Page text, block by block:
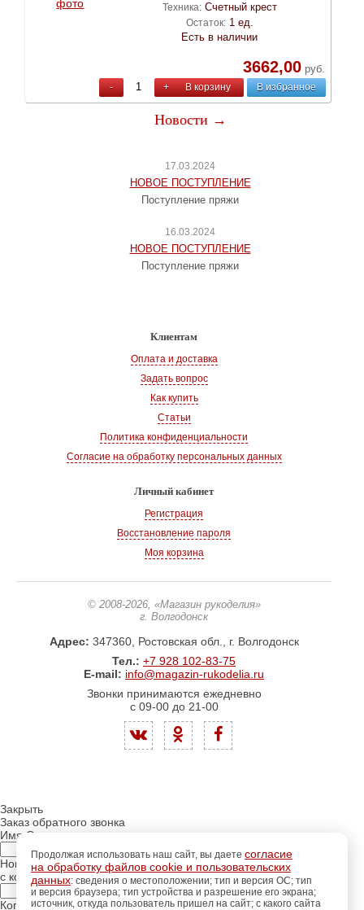
Техника: Счетный крест
Остаток: 1 ед.
Есть в наличии
3662,00руб.
- + В корзину В избранное
Новости →
17.03.2024
НОВОЕ ПОСТУПЛЕНИЕ
Поступление пряжи
16.03.2024
НОВОЕ ПОСТУПЛЕНИЕ
Поступление пряжи
Клиентам
Оплата и доставка
Задать вопрос
Как купить
Статьи
Политика конфиденциальности
Согласие на обработку персональных данных
Личный кабинет
Регистрация
Восстановление пароля
Моя корзина
© 2008-2026, «Магазин рукоделия»
г. Волгодонск
Адрес: 347360, Ростовская обл., г. Волгодонск
Тел.: +7 928 102-83-75
E-mail: info@magazin-rukodelia.ru
Звонки принимаются ежедневно
с 09-00 до 21-00
Продолжая использовать наш сайт, вы даете согласие
на обработку файлов cookie и пользовательских
данных: сведения о местоположении; тип и версия ОС; тип
и версия браузера; тип устройства и разрешение его экрана;
источник, откуда пользователь пришел на сайт; с какого сайта
Закрыть
Заказ обратного звонка
Имя Отчество:
Номер телефона:
с кодом города
Когда позвонить?